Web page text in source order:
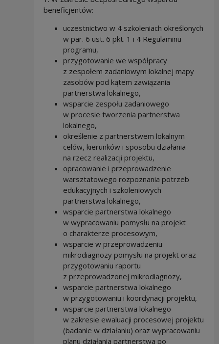
beneficjentów:
uczestnictwo w 4 szkoleniach określonych
w par. 6 ust. 6 pkt. 1 i 4 Regulaminu
programu,
przygotowanie we współpracy
z zespołem zadaniowym lokalnej mapy
zasobów pod kątem zawiązania
partnerstwa lokalnego,
wsparcie zespołu zadaniowego
w procesie tworzenia partnerstwa
lokalnego,
określenie z partnerstwem lokalnym
celów, kierunków i sposobu działania
na rzecz realizacji projektu,
opracowanie i przeprowadzenie
warsztatowego rozpoznania potrzeb
edukacyjnych i szkoleniowych
partnerstwa lokalnego,
wsparcie partnerstwa lokalnego
w wypracowaniu pomysłu na projekt
o charakterze procesowym,
wsparcie w przeprowadzeniu
mikrodiagnozy pomysłu na projekt oraz
przygotowaniu raportu
z przeprowadzonej mikrodiagnozy,
wsparcie partnerstwa lokalnego
w przygotowaniu i koordynacji projektu,
wsparcie partnerstwa lokalnego
w zakresie ewaluacji procesowej projektu
(badanie w działaniu) oraz wypracowaniu
planu działania partnerstwa po